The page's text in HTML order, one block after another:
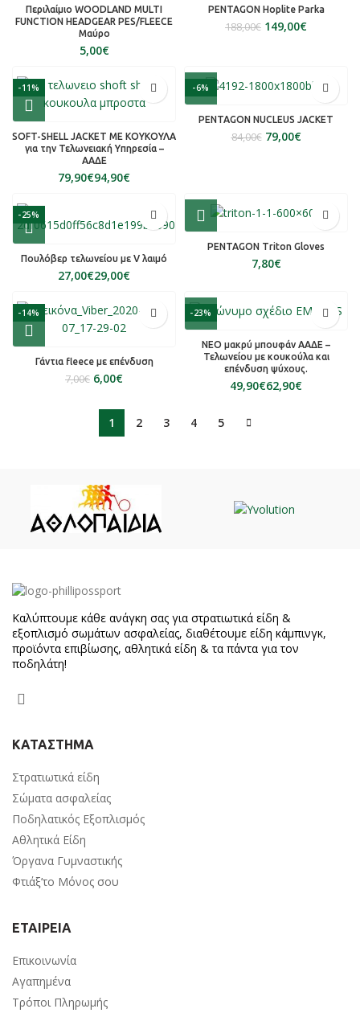
Περιλαίμιο WOODLAND MULTI
FUNCTION HEADGEAR PES/FLEECE
Mαύρο
€
PENTAGON Hoplite Parka
188,00€ 149,00€
-11%
SOFT-SHELL JACKET ΜΕ ΚΟΥΚΟΥΛΑ
για την Τελωνειακή Υπηρεσία –
ΑΑΔΕ
€ €
-6%
PENTAGON NUCLEUS JACKET
84,00€ 79,00€
-25%
Πουλόβερ τελωνείου με V λαιμό
€ €
PENTAGON Triton Gloves
€
-14%
Γάντια fleece με επένδυση
7,00€ 6,00€
-23%
ΝΕΟ μακρύ μπουφάν ΑΑΔΕ –
Τελωνείου με κουκούλα και
επένδυση ψύχους.
€ €
1 2 3 4 5
Καλύπτουμε κάθε ανάγκη σας για στρατιωτικά είδη &
εξοπλισμό σωμάτων ασφαλείας, διαθέτουμε είδη κάμπινγκ,
προϊόντα επιβίωσης, αθλητικά είδη & τα πάντα για τον
ποδηλάτη!
ΚΑΤΑΣΤΗΜΑ
Στρατιωτικά είδη
Σώματα ασφαλείας
Ποδηλατικός Εξοπλισμός
Αθλητικά Είδη
Όργανα Γυμναστικής
Φτιάξ’το Μόνος σου
ΕΤΑΙΡΕΙΑ
Επικοινωνία
Αγαπημένα
Τρόποι Πληρωμής